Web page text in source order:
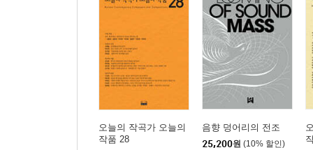
오늘의 작곡가 오늘의
작품 28
음향 덩어리의 전조
25,200원 (10% 할인)